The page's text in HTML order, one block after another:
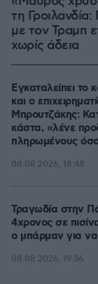
τη
με τον Τραμπ
χωρίς άδεια
Εγκαταλείπει το
και ο
Μπρουτζάκης:
κάστα, «λένε
πληρωμένους
08.08.2026, 18:48
Τραγωδία στην
4χρονος σε
ο μπάρμαν για
08.08.2026, 19:36